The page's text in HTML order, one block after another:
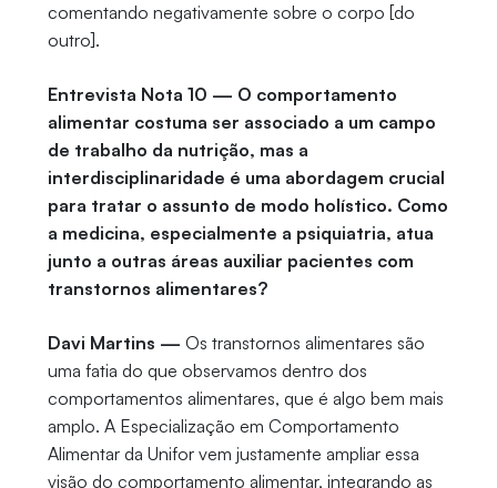
comentando negativamente sobre o corpo [do
outro].
Entrevista Nota 10 — O comportamento
alimentar costuma ser associado a um campo
de trabalho da nutrição, mas a
interdisciplinaridade é uma abordagem crucial
para tratar o assunto de modo holístico. Como
a medicina, especialmente a psiquiatria, atua
junto a outras áreas auxiliar pacientes com
transtornos alimentares?
Davi Martins — Os transtornos alimentares são
uma fatia do que observamos dentro dos
comportamentos alimentares, que é algo bem mais
amplo. A Especialização em Comportamento
Alimentar da Unifor vem justamente ampliar essa
visão do comportamento alimentar, integrando as